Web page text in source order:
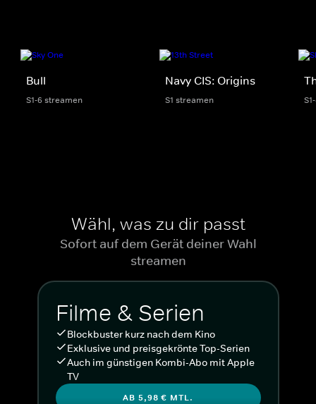
Bull
S1-6 streamen
Navy CIS: Origins
S1 streamen
Wähl, was zu dir passt
Sofort auf dem Gerät deiner Wahl
streamen
Filme & Serien
Blockbuster kurz nach dem Kino
Exklusive und preisgekrönte Top-Serien
Auch im günstigen Kombi-Abo mit Apple
TV
AB 5,98 € MTL.